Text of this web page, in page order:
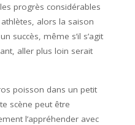
progrès considérables
alors la saison
succès, même s’il s’agit
aller plus loin serait
poisson dans un petit
scène peut être
l’appréhender avec